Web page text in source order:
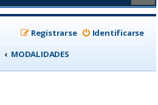
Identificarse
Registrarse
MODALIDADES